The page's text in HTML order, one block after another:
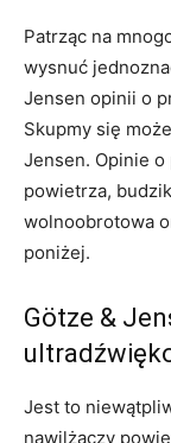
Patrząc na
wysnuć
Jensen opinii o
Skupmy się
Jensen. Opinie
powietrza,
wolnoobrotowa
poniżej.
Götze &
Jest to
nawilżaczy